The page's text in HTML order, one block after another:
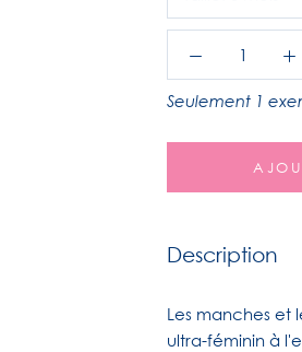
Seulement 1
Description
Les manches et
ultra-féminin à